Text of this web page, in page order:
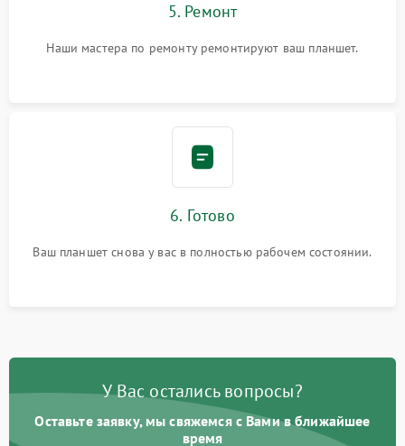
5. Ремонт
Наши мастера по ремонту ремонтируют ваш планшет.
6. Готово
Ваш планшет снова у вас в полностью рабочем состоянии.
У Вас остались вопросы?
Оставьте заявку, мы свяжемся с Вами в ближайшее
время